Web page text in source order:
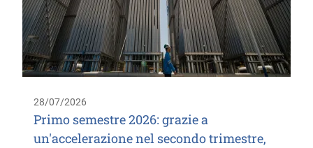
28/07/2026
Primo semestre 2026: grazie a
un'accelerazione nel secondo trimestre,